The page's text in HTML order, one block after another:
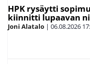
HPK rysäytti
kiinnitti lupaavan
Joni Alatalo | 06.08.2026